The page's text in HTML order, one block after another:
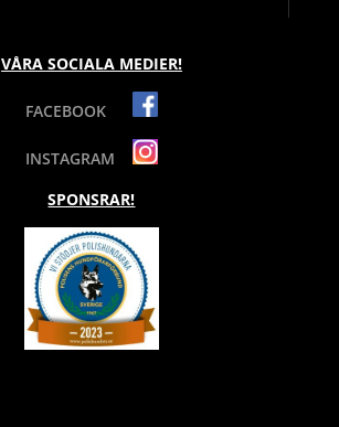
VÅRA SOCIALA MEDIER!
FACEBOOK
INSTAGRAM
SPONSRAR!